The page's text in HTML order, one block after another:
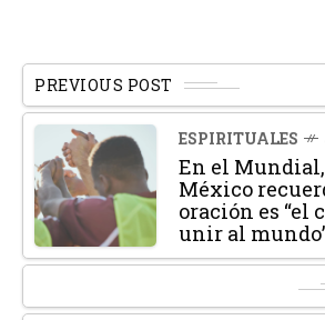
PREVIOUS POST
ESPIRITUALES
En el
México
oración es “el
unir al